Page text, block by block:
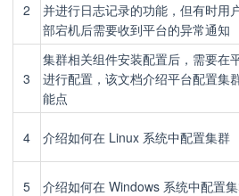
2
并进行日志记录的功能，但有时用
部宕机后需要收到平台的异常通知
3
集群相关组件安装配置后，需要在
进行配置，该文档介绍平台配置集
能点
4 介绍如何在 Linux 系统中配置集群
5 介绍如何在 Windows 系统中配置